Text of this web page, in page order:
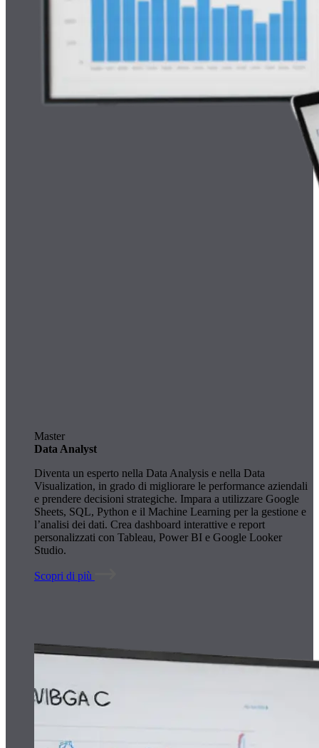
Master
Data Analyst
Diventa un esperto nella Data Analysis e nella Data
Visualization, in grado di migliorare le performance aziendali
e prendere decisioni strategiche. Impara a utilizzare Google
Sheets, SQL, Python e il Machine Learning per la gestione e
l’analisi dei dati. Crea dashboard interattive e report
personalizzati con Tableau, Power BI e Google Looker
Studio.
Scopri di più